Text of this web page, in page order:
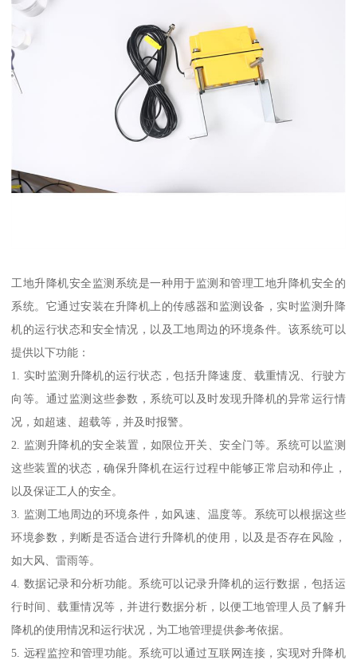
工地升降机安全监测系统是一种用于监测和管理工地升降机安全的
系统。它通过安装在升降机上的传感器和监测设备，实时监测升降
机的运行状态和安全情况，以及工地周边的环境条件。该系统可以
提供以下功能：
1. 实时监测升降机的运行状态，包括升降速度、载重情况、行驶方
向等。通过监测这些参数，系统可以及时发现升降机的异常运行情
况，如超速、超载等，并及时报警。
2. 监测升降机的安全装置，如限位开关、安全门等。系统可以监测
这些装置的状态，确保升降机在运行过程中能够正常启动和停止，
以及保证工人的安全。
3. 监测工地周边的环境条件，如风速、温度等。系统可以根据这些
环境参数，判断是否适合进行升降机的使用，以及是否存在风险，
如大风、雷雨等。
4. 数据记录和分析功能。系统可以记录升降机的运行数据，包括运
行时间、载重情况等，并进行数据分析，以便工地管理人员了解升
降机的使用情况和运行状况，为工地管理提供参考依据。
5. 远程监控和管理功能。系统可以通过互联网连接，实现对升降机